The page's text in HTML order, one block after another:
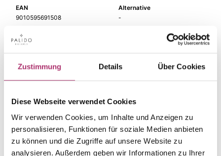
Zustimmung Details Über Cookies
Diese Webseite verwendet Cookies
Wir verwenden Cookies, um Inhalte und Anzeigen zu
personalisieren, Funktionen für soziale Medien anbieten
zu können und die Zugriffe auf unsere Website zu
analysieren. Außerdem geben wir Informationen zu Ihrer
EAN
9010595691508
Alternative
-
Metal Fineness
750
Gem Color
quartz rose
-